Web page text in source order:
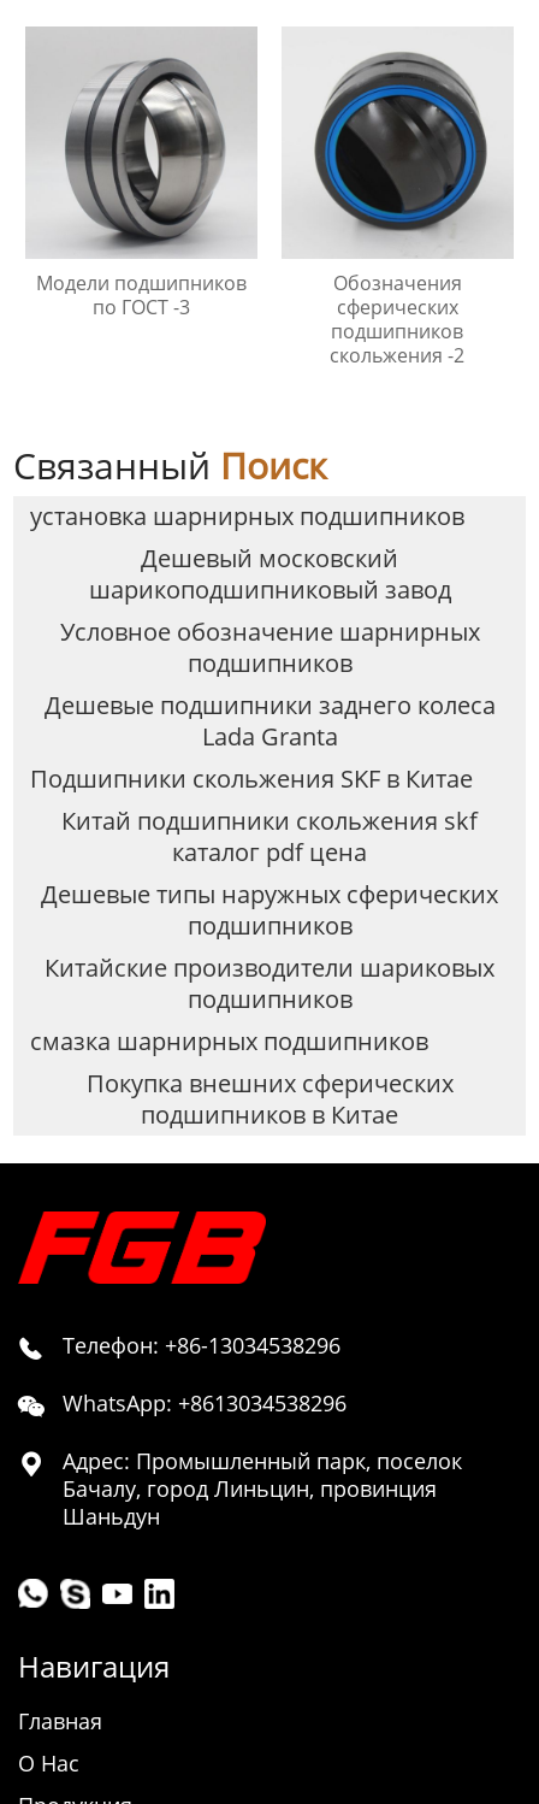
технического
обслуживания
Модели подшипников
по ГОСТ -3
Обозначения
сферических
подшипников
скольжения -2
Связанный Поиск
установка шарнирных подшипников
Дешевый московский
шарикоподшипниковый завод
Условное обозначение шарнирных
подшипников
Дешевые подшипники заднего колеса
Lada Granta
Подшипники скольжения SKF в Китае
Китай подшипники скольжения skf
каталог pdf цена
Дешевые типы наружных сферических
подшипников
Китайские производители шариковых
подшипников
смазка шарнирных подшипников
Покупка внешних сферических
подшипников в Китае
 Телефон: +86-13034538296
 WhatsApp: +8613034538296

Адрес: Промышленный парк, поселок
Бачалу, город Линьцин, провинция
Шаньдун
Навигация
Главная
О Нас